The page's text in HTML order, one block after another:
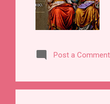
Post a Comment